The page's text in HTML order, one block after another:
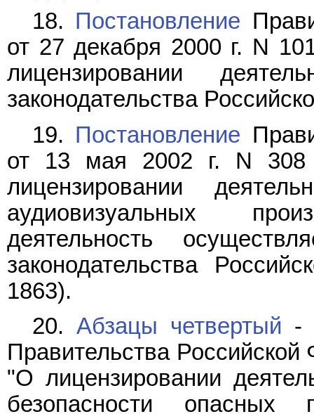
18. Постановление
от 27 декабря 2000 г. N
лицензировании
законодательства
19. Постановление
от 13 мая 2002 г. N 308
лицензировании
аудиовизуальных
деятельность
законодательства
1863).
20.Абзацы четвертый
Правительства
"О лицензировании
безопасности опасных